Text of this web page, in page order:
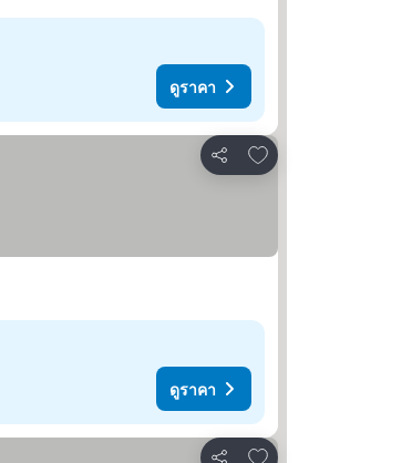
ดูราคา
แชร์
เพิ่มในรายการโปรด
ดูราคา
เพิ่มในรายการโปรด